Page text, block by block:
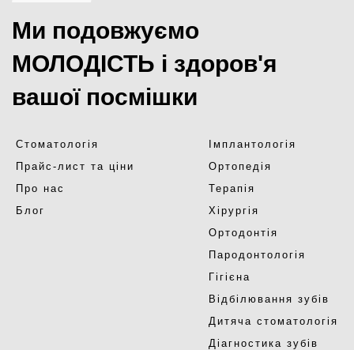
Ми подовжуємо
МОЛОДІСТЬ і здоров'я
вашої посмішки
Стоматологія
Прайс-лист та ціни
Про нас
Блог
Імплантологія
Ортопедія
Терапія
Хірургія
Ортодонтія
Пародонтологія
Гігієна
Відбілювання зубів
Дитяча стоматологія
Діагностика зубів